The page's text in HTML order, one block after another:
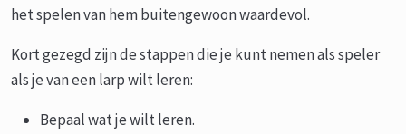
het spelen van hem buitengewoon waardevol.
Kort gezegd zijn de stappen die je kunt nemen als speler
als je van een larp wilt leren:
Bepaal wat je wilt leren.